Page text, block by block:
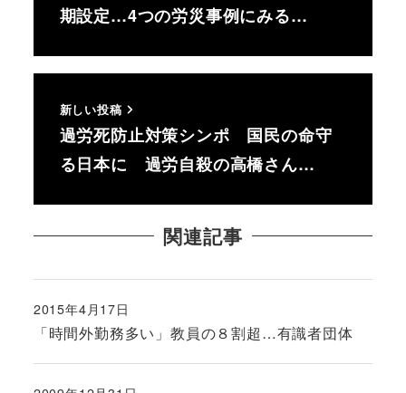
期設定…4つの労災事例にみる…
新しい投稿
過労死防止対策シンポ 国民の命守
る日本に 過労自殺の高橋さん…
関連記事
「時間外勤務多い」教員の８割超…有識者団体
投稿日
2015年4月17日